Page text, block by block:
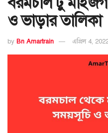
ও ভাড়ার তালিকা
by Bn Amartrain এপ্রিল 4,